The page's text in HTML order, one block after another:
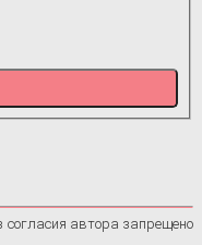
автора запрещено